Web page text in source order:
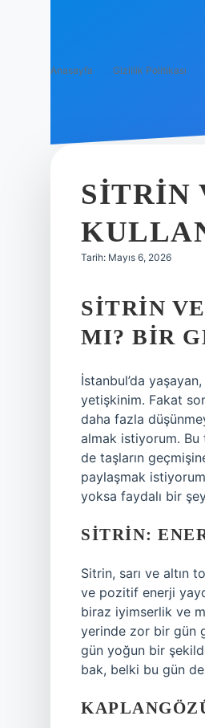
Anasayfa Gizlilik Politikası
SITRIN
Tarih: Mayıs 6, 2026
SITRIN
MI? BIR
İstanbul’da
yetişkinim. Fakat
daha fazla
almak istiyorum. Bu
de taşların
paylaşmak
yoksa faydalı bir
SITRIN:
Sitrin, sarı ve altın
ve pozitif enerji
biraz iyimserlik ve
yerinde zor bir gün
gün yoğun bir
bak, belki bu gün